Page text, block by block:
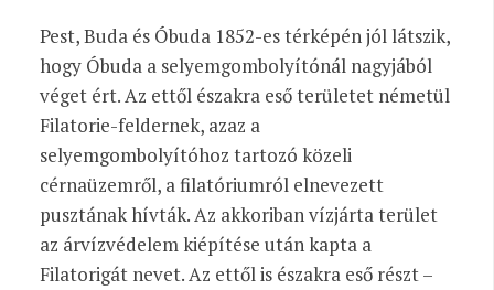
Pest, Buda és Óbuda 1852-es térképén jól látszik,
hogy Óbuda a selyemgombolyítónál nagyjából
véget ért. Az ettől északra eső területet németül
Filatorie-feldernek, azaz a
selyemgombolyítóhoz tartozó közeli
cérnaüzemről, a filatóriumról elnevezett
pusztának hívták. Az akkoriban vízjárta terület
az árvízvédelem kiépítése után kapta a
Filatorigát nevet. Az ettől is északra eső részt –